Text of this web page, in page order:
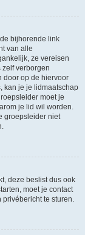
bijhorende link
van alle
ze vereisen
verborgen
door op de hiervoor
kan je je lidmaatschap
moet je
je lid wil worden.
groepsleider niet
deze beslist dus ook
moet je contact
privébericht te sturen.